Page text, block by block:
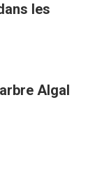
les
Algal